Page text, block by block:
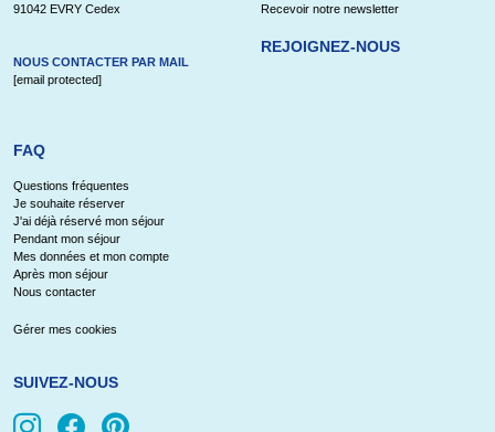
91042 EVRY Cedex
NOUS CONTACTER PAR MAIL
[email protected]
Recevoir notre newsletter
REJOIGNEZ-NOUS
FAQ
Questions fréquentes
Je souhaite réserver
J'ai déjà réservé mon séjour
Pendant mon séjour
Mes données et mon compte
Après mon séjour
Nous contacter
Gérer mes cookies
SUIVEZ-NOUS